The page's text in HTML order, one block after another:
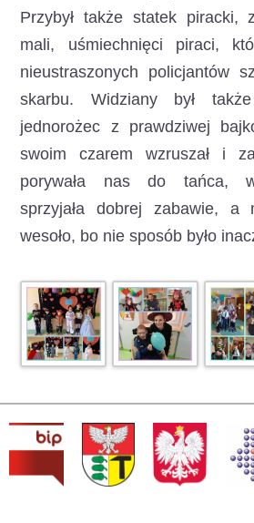
Przybył także statek piracki,
mali, uśmiechnięci piraci,
nieustraszonych policjantów
skarbu. Widziany był
jednorożec z prawdziwej
swoim czarem wzruszał i
porywała nas do tańca,
sprzyjała dobrej zabawie, a
wesoło, bo nie sposób było